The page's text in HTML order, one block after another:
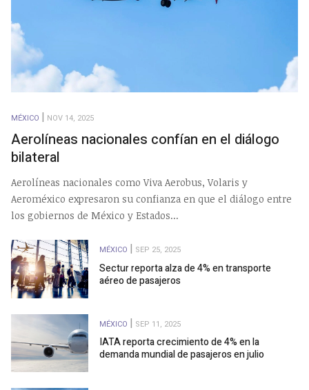
MÉXICO NOV 14, 2025
Aerolíneas nacionales confían en el diálogo
bilateral
Aerolíneas nacionales como Viva Aerobus, Volaris y
Aeroméxico expresaron su confianza en que el diálogo entre
los gobiernos de México y Estados...
MÉXICO SEP 25, 2025
Sectur reporta alza de 4% en transporte
aéreo de pasajeros
MÉXICO SEP 11, 2025
IATA reporta crecimiento de 4% en la
demanda mundial de pasajeros en julio